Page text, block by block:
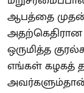
ஆபத்தை
அதற்கெதிரான
ஒருமித்த
எங்கள் கழகத்